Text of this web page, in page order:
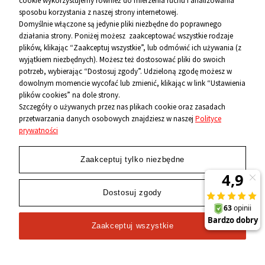
Informacje
O firmie
Kontakt
12 656 10 26
881 500 460
ul. Rejtana 12, 30-510 Kraków
sposobu korzystania z naszej strony internetowej.
Domyślnie włączone są jedynie pliki niezbędne do poprawnego
działania strony. Poniżej możesz zaakceptować wszystkie rodzaje
plików, klikając “Zaakceptuj wszystkie”, lub odmówić ich używania (z
wyjątkiem niezbędnych). Możesz też dostosować pliki do swoich
potrzeb, wybierając “Dostosuj zgody”. Udzieloną zgodę możesz w
dowolnym momencie wycofać lub zmienić, klikając w link “Ustawienia
plików cookies” na dole strony.
Szczegóły o używanych przez nas plikach cookie oraz zasadach
przetwarzania danych osobowych znajdziesz w naszej Polityce
prywatności
Zaakceptuj tylko niezbędne
Dostosuj zgody
Zaakceptuj wszystkie